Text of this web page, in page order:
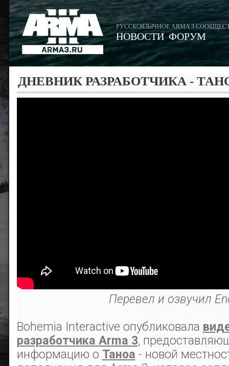
РУССКОЯЗЫЧНОЕ ARMA 3
НОВОСТИ ФОРУМ
ДНЕВНИК РАЗРАБОТЧИКА -
Перевел и озвучил
Bohemia Interactive опубликовала
разработчика Arma 3,
информацию о Таноа - новой